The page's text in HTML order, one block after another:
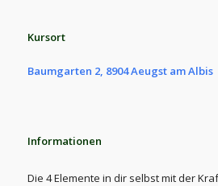
Kursort
Baumgarten 2, 8904 Aeugst am Albis
Informationen
Die 4 Elemente in dir selbst mit der